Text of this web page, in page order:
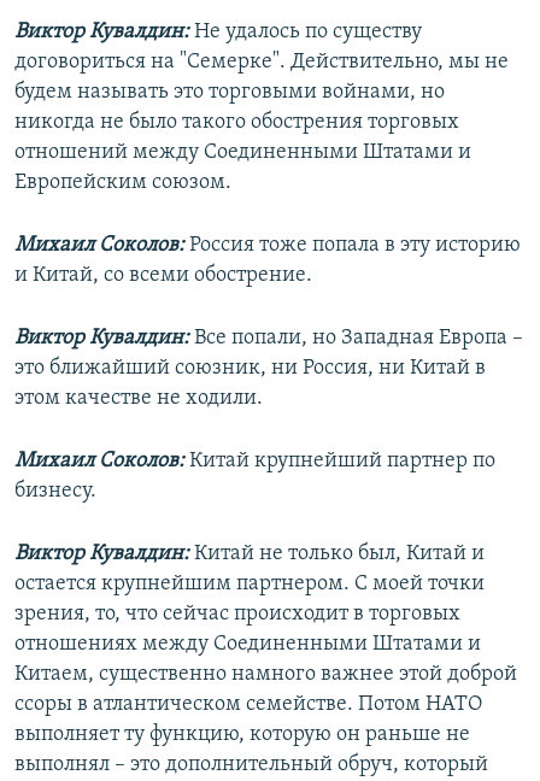
Виктор Кувалдин:Не удалось по существу
договориться на "Семерке". Действительно, мы не
будем называть это торговыми войнами, но
никогда не было такого обострения торговых
отношений между Соединенными Штатами и
Европейским союзом.
Михаил Соколов:Россия тоже попала в эту историю
и Китай, со всеми обострение.
Виктор Кувалдин:Все попали, но Западная Европа –
это ближайший союзник, ни Россия, ни Китай в
этом качестве не ходили.
Михаил Соколов:Китай крупнейший партнер по
бизнесу.
Виктор Кувалдин:Китай не только был, Китай и
остается крупнейшим партнером. С моей точки
зрения, то, что сейчас происходит в торговых
отношениях между Соединенными Штатами и
Китаем, существенно намного важнее этой доброй
ссоры в атлантическом семействе. Потом НАТО
выполняет ту функцию, которую он раньше не
выполнял – это дополнительный обруч, который